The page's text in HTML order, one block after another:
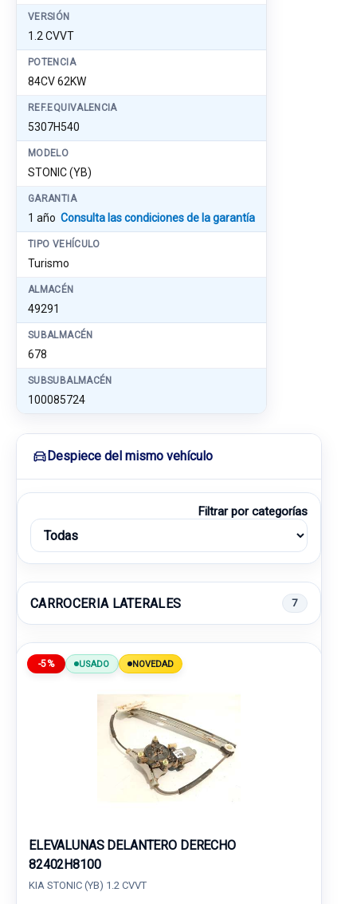
VERSIÓN
1.2 CVVT
POTENCIA
84CV 62KW
REF.EQUIVALENCIA
5307H540
MODELO
STONIC (YB)
GARANTIA
1 año Consulta las condiciones de la garantía
TIPO VEHÍCULO
Turismo
ALMACÉN
49291
SUBALMACÉN
678
SUBSUBALMACÉN
100085724
Despiece del mismo vehículo
Filtrar por categorías
CARROCERIA LATERALES 7
-5% USADO NOVEDAD
ELEVALUNAS DELANTERO DERECHO
82402H8100
KIA STONIC (YB) 1.2 CVVT